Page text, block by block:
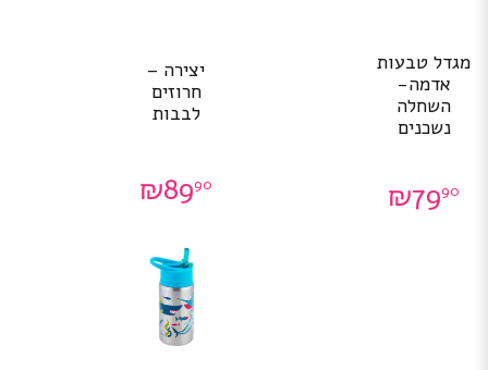
מגדל טבעות
אדמה-
השחלה
נשכנים
₪7990
יצירה –
חרוזים
לבבות
₪8990